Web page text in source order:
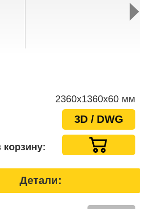
2360x1360x60 мм
3D / DWG
Детали: